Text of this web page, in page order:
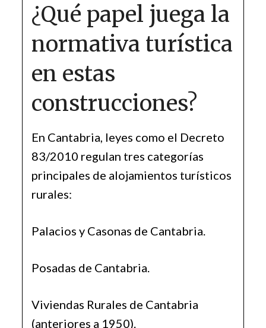
¿Qué papel juega la
normativa turística
en estas
construcciones?
En Cantabria, leyes como el Decreto
83/2010 regulan tres categorías
principales de alojamientos turísticos
rurales:
Palacios y Casonas de Cantabria.
Posadas de Cantabria.
Viviendas Rurales de Cantabria
(anteriores a 1950).